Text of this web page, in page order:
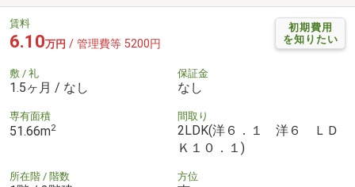
初期費用
を知りたい
賃料
6.10万円 / 管理費等 5200円
敷 / 礼
1.5ヶ月 / なし
保証金
なし
専有面積
51.66m2
間取り
2LDK(洋６．１ 洋６ ＬＤ
Ｋ１０．１)
所在階 / 階数 方位